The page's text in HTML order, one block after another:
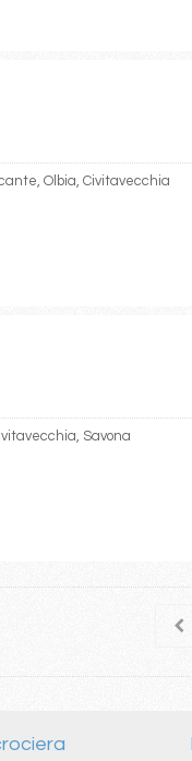
Olbia, Civitavecchia
Savona
202